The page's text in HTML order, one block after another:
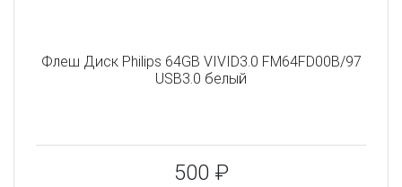
Флеш Диск Philips 64GB VIVID3.0 FM64FD00B/97
USB3.0 белый
500 ₽